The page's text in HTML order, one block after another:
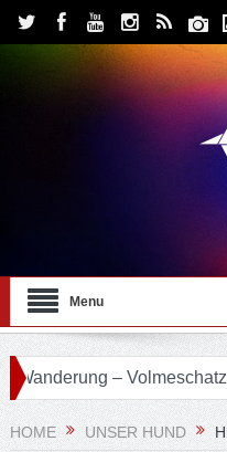
Menu
– Volmeschatz
HOME UNSER HUND